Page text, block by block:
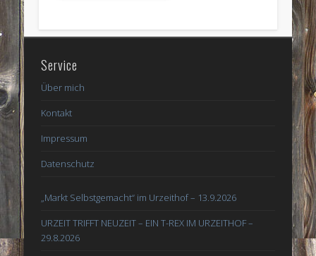
Service
Über mich
Kontakt
Impressum
Datenschutz
„Markt Selbstgemacht“ im Urzeithof – 13.9.2026
URZEIT TRIFFT NEUZEIT – EIN T-REX IM URZEITHOF –
29.8.2026